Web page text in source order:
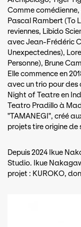
Comme
Pascal Rambert (To
reviennes, Libido
avec Jean-Frédéric
Unexpectednes),
Personne), Brune
Elle commence en
avec un trio pour des
Night of Teatre en
Teatro Pradillo à
"TAMANEGI", créé
projets tire origine de
Depuis 2024 Ikue
Studio. Ikue
projet : KUROKO,